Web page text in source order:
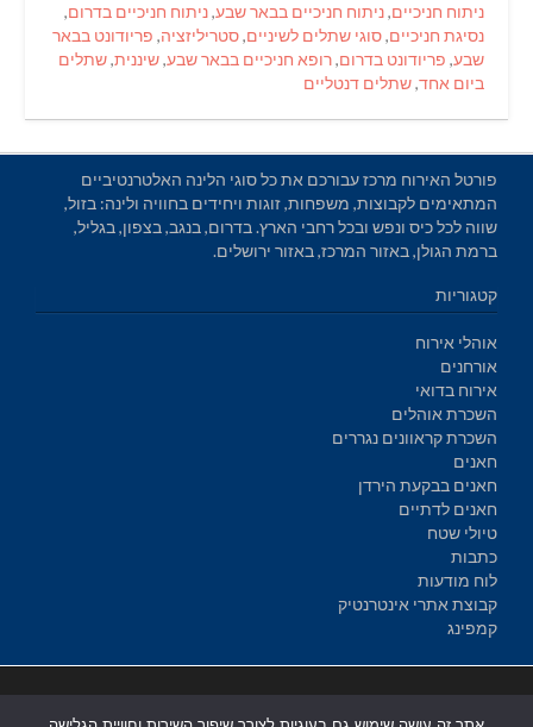
ניתוח חניכיים,ניתוח חניכיים בבאר שבע,ניתוח חניכיים בדרום,
נסיגת חניכיים,סוגי שתלים לשיניים,סטריליזציה, פריודונט בבאר
שבע, פריודונט בדרום,רופא חניכיים בבאר שבע,שיננית,שתלים
ביום אחד,שתלים דנטליים
פורטל האירוח מרכז עבורכם את כל סוגי הלינה האלטרנטיביים
המתאימים לקבוצות, משפחות, זוגות ויחידים בחוויה ולינה: בזול,
שווה לכל כיס ונפש ובכל רחבי הארץ. בדרום, בנגב, בצפון, בגליל,
ברמת הגולן, באזור המרכז, באזור ירושלים.
קטגוריות
אוהלי אירוח
אורחנים
אירוח בדואי
השכרת אוהלים
השכרת קראוונים נגררים
חאנים
חאנים בבקעת הירדן
חאנים לדתיים
טיולי שטח
כתבות
לוח מודעות
קבוצת אתרי אינטרנטיק
קמפינג